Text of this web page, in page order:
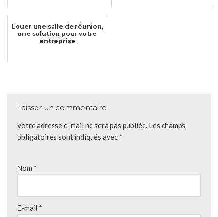
Louer une salle de réunion,
une solution pour votre
entreprise
Laisser un commentaire
Votre adresse e-mail ne sera pas publiée. Les champs
obligatoires sont indiqués avec *
Nom *
E-mail *